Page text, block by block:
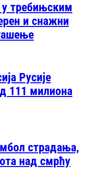
требињским
и снажни
Русије
111 милиона
страдања,
над смрћу